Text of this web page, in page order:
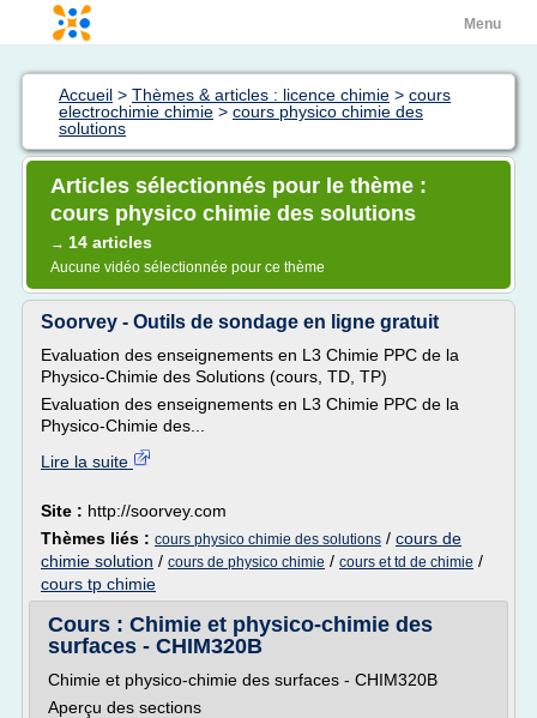
Menu
Accueil > Thèmes & articles : licence chimie > cours
electrochimie chimie > cours physico chimie des
solutions
Articles sélectionnés pour le thème :
cours physico chimie des solutions
→ 14 articles
Aucune vidéo sélectionnée pour ce thème
Soorvey - Outils de sondage en ligne gratuit
Evaluation des enseignements en L3 Chimie PPC de la
Physico-Chimie des Solutions (cours, TD, TP)
Evaluation des enseignements en L3 Chimie PPC de la
Physico-Chimie des...
Lire la suite
Site : http://soorvey.com
Thèmes liés : cours physico chimie des solutions / cours de
chimie solution / cours de physico chimie / cours et td de chimie /
cours tp chimie
Cours : Chimie et physico-chimie des
surfaces - CHIM320B
Chimie et physico-chimie des surfaces - CHIM320B
Aperçu des sections